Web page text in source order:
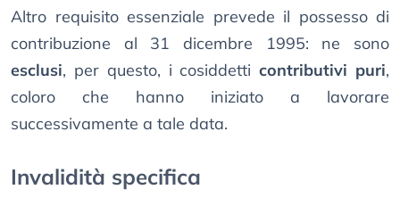
Altro requisito essenziale prevede il possesso di
contribuzione al 31 dicembre 1995: ne sono
esclusi, per questo, i cosiddetticontributivi puri,
coloro che hanno iniziato a lavorare
successivamente a tale data.
Invalidità specifica